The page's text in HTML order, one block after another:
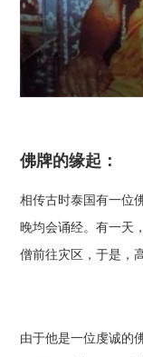
佛牌的缘起：
相传古时泰国有一位
晚均会诵经。有一天
僧前往灾区，于是，
由于他是一位虔诚的